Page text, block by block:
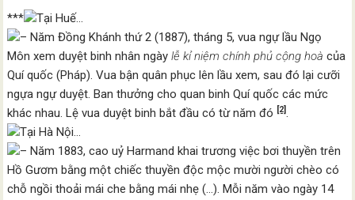
***
Tại Huế…
– Năm Đồng Khánh thứ 2 (1887), tháng 5, vua ngự lầu Ngọ
Môn xem duyệt binh nhân ngàylễ kỉ niệm chính phủ cộng hoà của
Quí quốc (Pháp). Vua bận quân phục lên lầu xem, sau đó lại cưỡi
ngựa ngự duyệt. Ban thưởng cho quan binh Quí quốc các mức
khác nhau. Lệ vua duyệt binh bắt đầu có từ năm đó
[2].
Tại Hà Nội…
– Năm 1883, cao uỷ Harmand khai trương việc bơi thuyền trên
Hồ Gươm bằng một chiếc thuyền độc mộc mười người chèo có
chỗ ngồi thoải mái che bằng mái nhẹ (…). Mỗi năm vào ngày 14